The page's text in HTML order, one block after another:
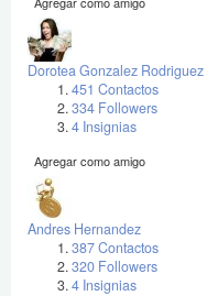
Dorotea Gonzalez Rodriguez
451 Contactos
334 Followers
4 Insignias
Agregar como amigo
Andres Hernandez
387 Contactos
320 Followers
4 Insignias